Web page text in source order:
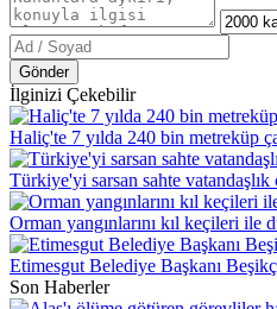
Gönder
İlginizi Çekebilir
Haliç'te 7 yılda 240 bin metreküp
Türkiye'yi sarsan sahte vatandaşlık
Orman yangınlarını kıl keçileri ile
Etimesgut Belediye Başkanı
Son Haberler